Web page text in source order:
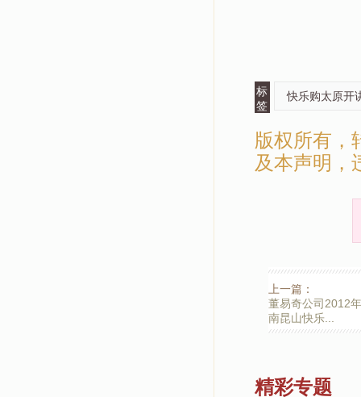
标
签
快乐购太原开
版权所有，
及本声明，
上一篇：
董易奇公司2012年
南昆山快乐...
精彩专题